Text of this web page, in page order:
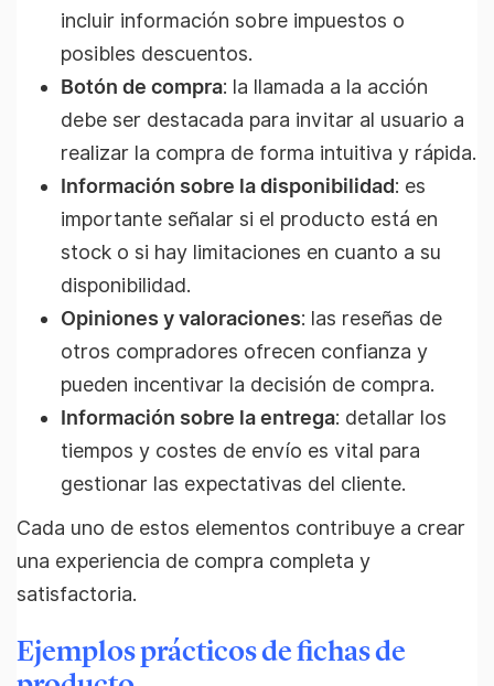
incluir información sobre impuestos o
posibles descuentos.
Botón de compra: la llamada a la acción
debe ser destacada para invitar al usuario a
realizar la compra de forma intuitiva y rápida.
Información sobre la disponibilidad: es
importante señalar si el producto está en
stock o si hay limitaciones en cuanto a su
disponibilidad.
Opiniones y valoraciones: las reseñas de
otros compradores ofrecen confianza y
pueden incentivar la decisión de compra.
Información sobre la entrega: detallar los
tiempos y costes de envío es vital para
gestionar las expectativas del cliente.
Cada uno de estos elementos contribuye a crear
una experiencia de compra completa y
satisfactoria.
Ejemplos prácticos de fichas de